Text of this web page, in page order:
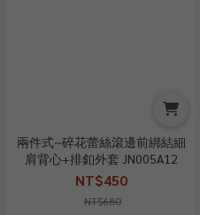
兩件式~碎花蕾絲滾邊前綁結細
肩背心+排釦外套 JN005A12
NT$450
NT$680